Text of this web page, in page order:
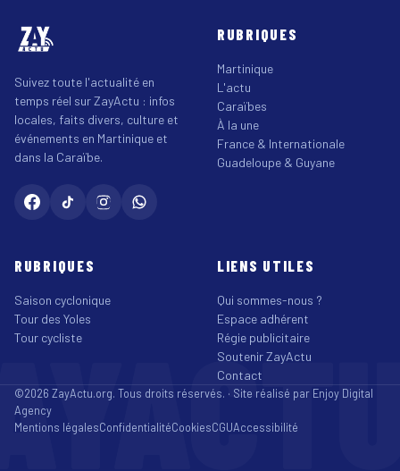
Suivez toute l'actualité en
temps réel sur ZayActu : infos
locales, faits divers, culture et
événements en Martinique et
dans la Caraïbe.
RUBRIQUES
Martinique
L'actu
Caraïbes
À la une
France & Internationale
Guadeloupe & Guyane
RUBRIQUES
Saison cyclonique
Tour des Yoles
Tour cycliste
LIENS UTILES
Qui sommes-nous ?
Espace adhérent
Régie publicitaire
Soutenir ZayActu
Contact
©2026 ZayActu.org. Tous droits réservés. · Site réalisé par Enjoy Digital
Agency
Mentions légalesConfidentialitéCookiesCGUAccessibilité